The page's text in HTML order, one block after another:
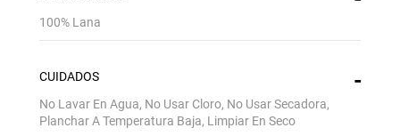
100% Lana
CUIDADOS
No Lavar En Agua, No Usar Cloro, No Usar Secadora,
Planchar A Temperatura Baja, Limpiar En Seco
Gracias por inscribirte!